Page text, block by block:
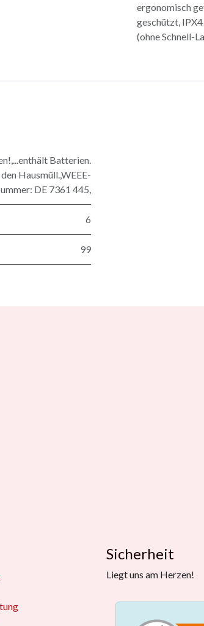
ergonomisch
geschützt,
(ohne Schnell-
Batterien.
Hausmüll.,WEEE-
DE 7361 445,
6
99
Sicherheit
Liegt uns am Herzen!